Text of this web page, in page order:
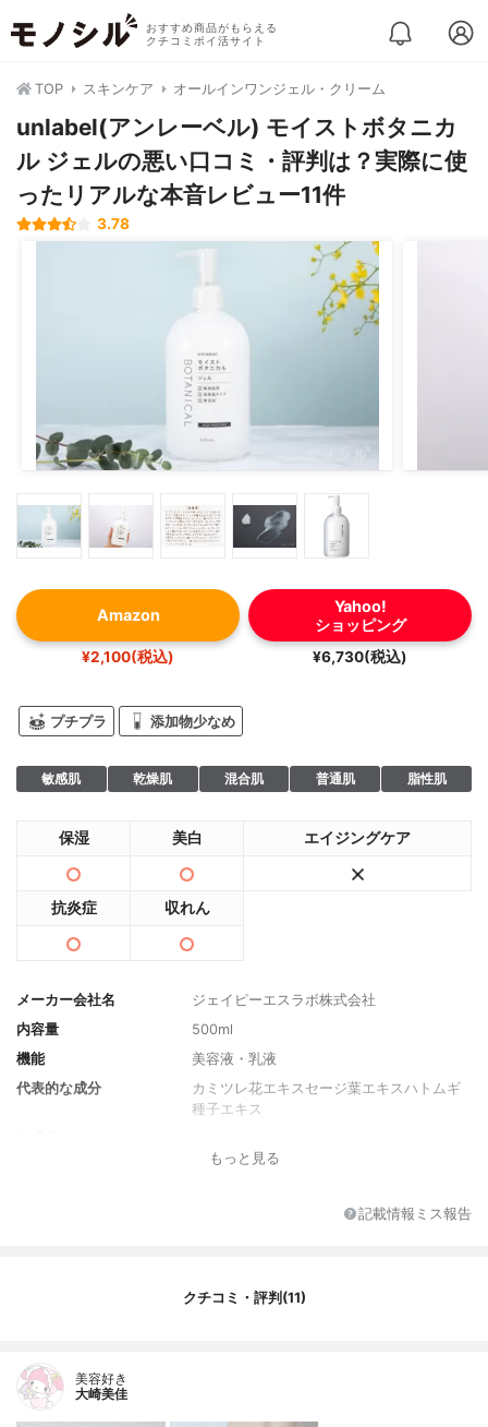
おすすめ商品がもらえる
クチコミポイ活サイト
TOP スキンケア オールインワンジェル・クリーム
unlabel(アンレーベル) モイストボタニカ
ル ジェルの悪い口コミ・評判は？実際に使
ったリアルな本音レビュー11件
3.78
Amazon
¥2,100(税込)
Yahoo!
ショッピング
¥6,730(税込)
プチプラ 添加物少なめ
敏感肌 乾燥肌 混合肌 普通肌 脂性肌
保湿 美白 エイジングケア
抗炎症 収れん
メーカー会社名
ジェイピーエスラボ株式会社
内容量
500ml
機能
美容液・乳液
代表的な成分
カミツレ花エキスセージ葉エキスハトムギ
種子エキス
ツレ花エキス、セージ葉エキス、ハトムギ
オレンジ果皮エキス、サフラワー油、オリ
ルヘキシル、水添ポリイソブテン、加水分
もっと見る
記載情報ミス報告
クチコミ・評判(11)
美容好き
大崎美佳